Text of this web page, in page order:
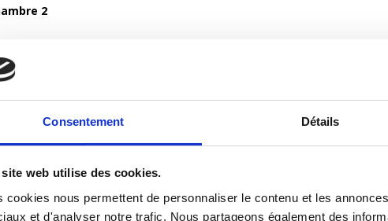
Consentement Détails
site web utilise des cookies.
cookies nous permettent de personnaliser le contenu et les
et d'analyser notre trafic. Nous partageons également des
2
2